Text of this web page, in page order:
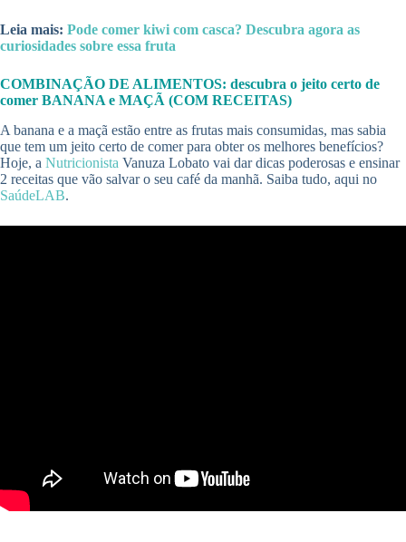
Leia mais: Pode comer kiwi com casca? Descubra agora as
curiosidades sobre essa fruta
COMBINAÇÃO DE ALIMENTOS: descubra o jeito certo de
comer BANANA e MAÇÃ (COM RECEITAS)
A banana e a maçã estão entre as frutas mais consumidas, mas sabia
que tem um jeito certo de comer para obter os melhores benefícios?
Hoje, a Nutricionista Vanuza Lobato vai dar dicas poderosas e ensinar
2 receitas que vão salvar o seu café da manhã. Saiba tudo, aqui no
SaúdeLAB.